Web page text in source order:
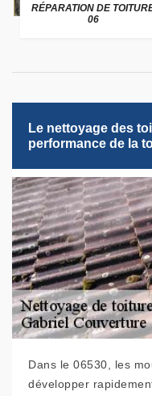
RÉPARATION DE
06
Le nettoyage des
performance de la
Dans le 06530, les
développer